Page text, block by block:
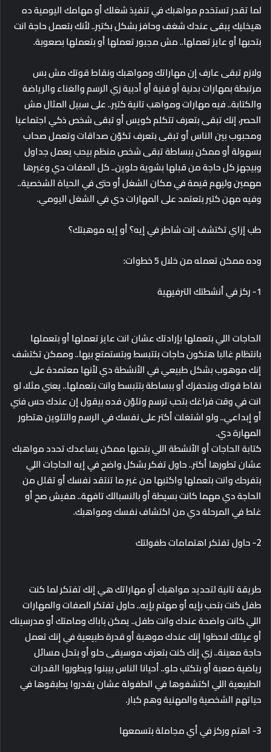
لما تقدر تستخدم مواهبك في تنفيذ شغلك أو مهامك اليومية ده
هيخليك يبقى عندك شغف وحافز بشكل بكتير.. لأنك بتعمل حاجة انت
بتحبها أو عايز تعملها.. مش مجبور تعملها أو بتعملها بصعوبة.
ولازم تبقى عارف إن مهاراتك ومواهبك ونقاط قوتك مش بس
مرتبطة بمهارات بدنية أو فنية أو أدبية زي الرسم والغناء والرياضة
والكتابة.. فيه مهارات ومواهب تانية كتير.. على سبيل المثال مش
الحصر، إنك تبقى بتعرف تتكلم كويس أو تبقى شخص ذكي اجتماعيا
ومحبوب بين الناس أو تبقى بتعرف تكوّن صداقات وتعمل صحاب
بسهولة أو ممكن ببساطة تبقى شخص منظم بيحب يعمل جداول
وبيجهز كل حاجة من قبلها بشوية حلوين.. كل الصفات دي وغيرها
مهمين وليهم قيمة في مكان الشغل أو حتى في الحياة الشخصية..
وفيه مهن كتير بتعتمد على المهارات دي في الشغل اليومي.
طب إزاي تكتشف إنت شاطر في إيه؟ أو إيه موهبتك؟
وده ممكن تعمله من خلال 5 خطوات:
1- ركز في أنشطتك الترفيهية
الحاجات اللي بتعملها بإرادتك عشان انت عايز تعملها أو بتعملها
بانتظام غالبا هتكون حاجات بتتبسط وبتستمتع بيها.. وممكن تكتشف
إنك موهوب بشكل طبيعي في الأنشطة دي لأنها معتمدة على
نقاط قوتك وبتحفزك أو ببساطة بتتبسط وانت بتعملها.. يعني مثلا، لو
انت في وقت فراغك بتحب ترسم وتلوّن فده بيقول إن عندك حس فني
أو إبداعي.. ولو اشتغلت أكتر على نفسك في الرسم والتلوين هتطور
المهارة دي.
كتابة الحاجات أو الأنشطة اللي بتحبها ممكن يساعدك تحدد مواهبك
عشان تطورها أكتر.. حاول تفكر بشكل واضح في إيه الحاجات اللي
بتفرحك وانت بتعملها واكتبها من غير ما تنتقد نفسك أو تقلل من
الحاجة دي مهما كانت بسيطة أو بالنسبالك تافهة.. مفيش صح أو
غلط في المرحلة دي من اكتشاف نفسك ومواهبك.
2- حاول تفتكر اهتمامات طفولتك
طريقة تانية لتحديد مواهبك أو مهاراتك هي إنك تفتكر لما كنت
طفل كنت بتحب بإيه أو مهتم بإيه.. حاول تفتكر الصفات والمهارات
اللي كانت واضحة عندك وانت طفل.. يمكن باباك ومامتك أو مدرسينك
أو عيلتك لاحظوا إنك عندك موهبة أو قدرة طبيعية في إنك تعمل
حاجة معينة.. زي إنك كنت بتعزف موسيقى حلو أو بتحل مسائل
رياضية صعبة أو بتكتب حلو.. أحيانا الناس بيبنوا ويطوروا القدرات
الطبيعية اللي اكتشفوها في الطفولة عشان يقدروا يطبقوها في
حياتهم الشخصية والمهنية وهم كبار.
3- اهتم وركز في أي مجاملة بتسمعها